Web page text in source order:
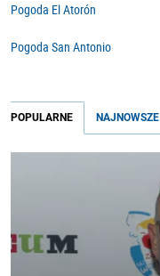
Pogoda El Atorón
Pogoda San Antonio
POPULARNE NAJNOWSZE